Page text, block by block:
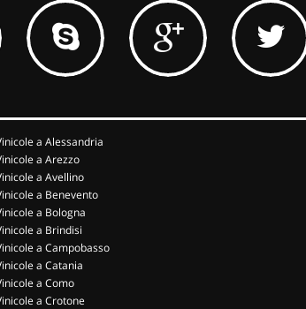
a Alessandria
a Arezzo
a Avellino
a Benevento
a Bologna
a Brindisi
a Campobasso
a Catania
a Como
a Crotone